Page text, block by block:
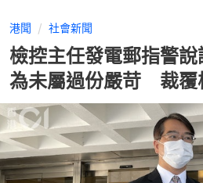
港聞 社會新聞
檢控主任發電郵指警
為未屬過份嚴苛 裁覆